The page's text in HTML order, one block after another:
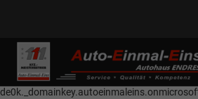
------------ Host Name : selector1._domainkey
selector1-aee-
Name : selector2._domainkey Points to